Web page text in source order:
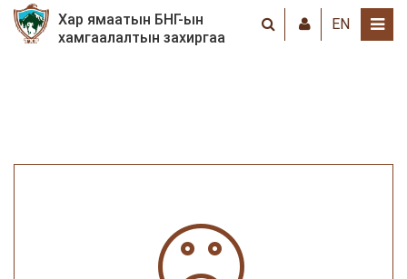
Хар ямаатын БНГ-ын
хамгаалалтын захиргаа
EN